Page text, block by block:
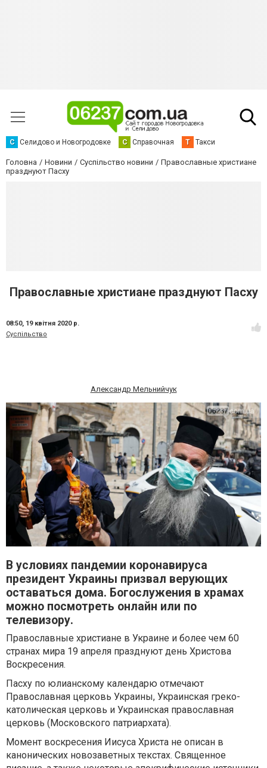
С Селидово и Новогродовке С Справочная Т Такси
Головна Новини Суспільство новини
Православные христиане
празднуют Пасху
Православные христиане празднуют Пасху
08:50, 19 квітня 2020 р.
Суспільство
Александр Мельнийчук
В условиях пандемии коронавируса
президент Украины призвал верующих
оставаться дома. Богослужения в храмах
можно посмотреть онлайн или по
телевизору.
Православные христиане в Украине и более чем 60
странах мира 19 апреля празднуют день Христова
Воскресения.
Пасху по юлианскому календарю отмечают
Православная церковь Украины, Украинская греко-
католическая церковь и Украинская православная
церковь (Московского патриархата).
Момент воскресения Иисуса Христа не описан в
канонических новозаветных текстах. Священное